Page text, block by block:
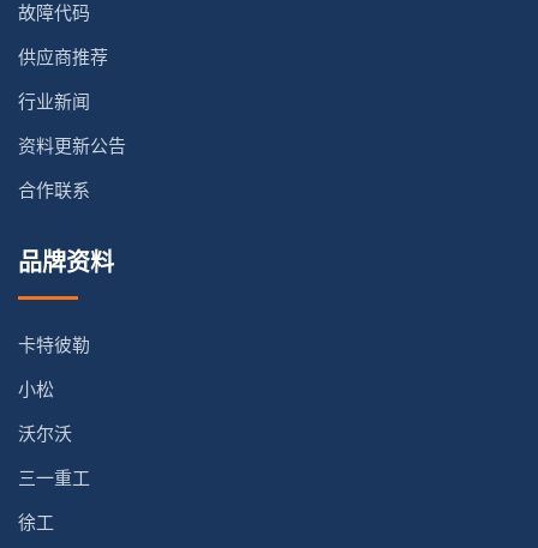
故障代码
供应商推荐
行业新闻
资料更新公告
合作联系
品牌资料
卡特彼勒
小松
沃尔沃
三一重工
徐工